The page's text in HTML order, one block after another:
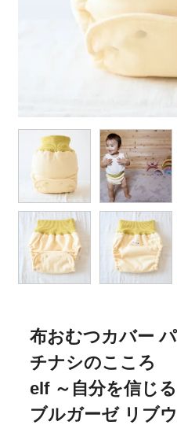
布おむつカバー
チナシのこころ
elf ～自分を信じ
ブルガーゼ リブ